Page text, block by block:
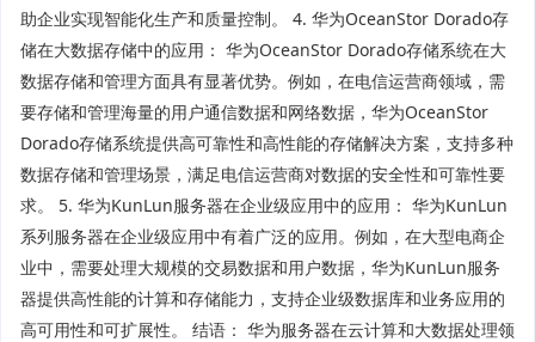
助企业实现智能化生产和质量控制。 4. 华为OceanStor Dorado存
储在大数据存储中的应用： 华为OceanStor Dorado存储系统在大
数据存储和管理方面具有显著优势。例如，在电信运营商领域，需
要存储和管理海量的用户通信数据和网络数据，华为OceanStor
Dorado存储系统提供高可靠性和高性能的存储解决方案，支持多种
数据存储和管理场景，满足电信运营商对数据的安全性和可靠性要
求。 5. 华为KunLun服务器在企业级应用中的应用： 华为KunLun
系列服务器在企业级应用中有着广泛的应用。例如，在大型电商企
业中，需要处理大规模的交易数据和用户数据，华为KunLun服务
器提供高性能的计算和存储能力，支持企业级数据库和业务应用的
高可用性和可扩展性。 结语： 华为服务器在云计算和大数据处理领